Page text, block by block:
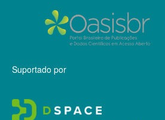
Suportado por